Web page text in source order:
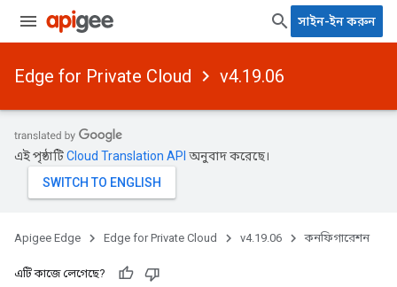
সাইন-ইন করুন
Edge for Private Cloud v4.19.06
এই পৃষ্ঠাটিCloud Translation API অনুবাদ করেছে।
Apigee Edge Edge for Private Cloud v4.19.06 কনফিগারেশন
এটি কাজে লেগেছে?